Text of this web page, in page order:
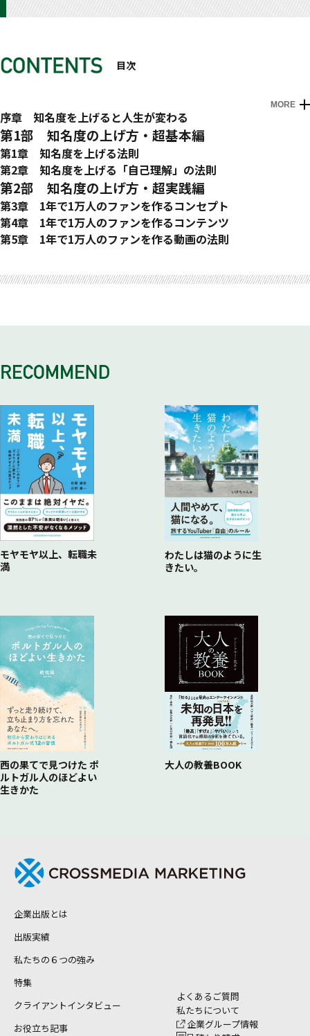
目次
MORE
はじめに
序章 知名度を上げると人生が変わる
知名度は、最高のソリューションである
顧客が向こうからやって来る 何をしなくてもモノが売れる
いまの時代、知名度は誰でも上げられる
社長もフリーランスも学生も、SNSで目立て
人の心を動かすコンテンツを作ればいい
相手のニーズから『令和の虎』は生まれた
知名度を上げたいなら、動画しかない!
ファンが雪だるま式に増えていく仕組み
第1部 知名度の上げ方・超基本編
第1章 知名度を上げる法則
知名度の法則1 「強み×キャラ×超ニッチ」で勝つ
知名度の法則2 踊るなら、人混みで踊れ
知名度の法則3 上ではなく、中心を目指す
知名度の法則4 思考するミーハーになる
知名度の法則5 バズる＝強み×キャラ×トレンド
第2章 知名度を上げる「自己理解」の法則
自己理解の法則1 自分の「好き」を知っておく
自己理解の法則2 「なんでなんで?作戦」で自分を理解する
第2部 知名度の上げ方・超実践編
第3章 1年で1万人のファンを作るコンセプト
コンセプトの法則1 「共感」「あこがれ」「問題解決」
コンセプトの法則2 トレンドを因数分解せよ
コンセプトの法則4 「ニーズがある空席」を探せ!
コンセプトの法則5 コンセプトは、一言
第4章 1年で1万人のファンを作るコンテンツ
コンテンツの法則1 人気と認知を拡大する「8:2」の法則
コンテンツの法則3 一度流行ったものは、また必ず流行る
コンテンツの法則4 人気者の弱点を探せ!「コバンザメ作戦」
コンテンツの法則6 企画にいかせる、行動心理学5選
第5章 1年で1万人のファンを作る動画の法則
動画の法則2 アルゴリズムを味方につける
動画の法則3 最初の「3ヶ月」で全てが決まる
動画の法則5 演技は、やりすぎくらいでちょうどいい
動画の法則8 続けていれば、必ず伸びる
モヤモヤ以上、転職未
満
わたしは猫のように生
きたい。
西の果てで見つけた ポ
ルトガル人のほどよい
生きかた
大人の教養BOOK
企業出版とは
出版実績
私たちの６つの強み
特集
クライアントインタビュー
お役立ち記事
よくあるご質問
私たちについて
企業グループ情報